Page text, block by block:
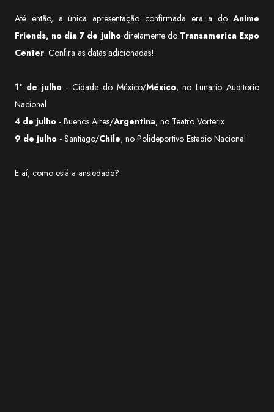
Até então, a única apresentação confirmada era a do Anime
Friends, no dia 7 de julhodiretamente doTransamerica Expo
Center. Confira as datas adicionadas!
1º de julho - Cidade do México/México, no Lunario Auditorio
Nacional
4 de julho - Buenos Aires/Argentina, no Teatro Vorterix
9 de julho - Santiago/Chile, no Polideportivo Estadio Nacional
E aí, como está a ansiedade?